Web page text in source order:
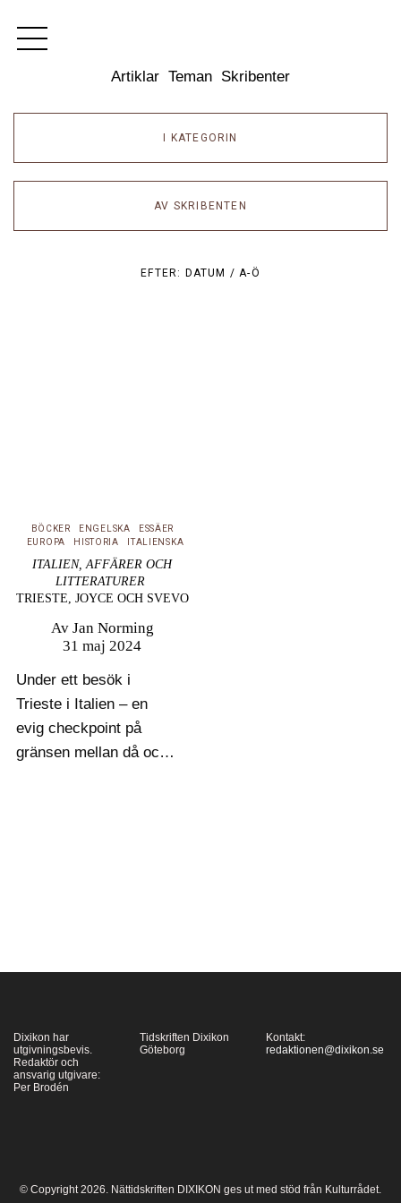
Artiklar Teman Skribenter
I KATEGORIN
AV SKRIBENTEN
EFTER: DATUM /A-Ö
BÖCKER ENGELSKA
ESSÄER
EUROPA
HISTORIA ITALIENSKA
ITALIEN, AFFÄRER OCH
LITTERATURER
TRIESTE, JOYCE OCH SVEVO
Av Jan Norming
31 maj 2024
Under ett besök i
Trieste i Italien – en
evig checkpoint på
gränsen mellan då och
Dixikon har
utgivningsbevis.
Redaktör och
ansvarig utgivare:
Per Brodén
Tidskriften Dixikon
Göteborg
Kontakt:
redaktionen@dixikon.se
© Copyright 2026. Nättidskriften DIXIKON ges ut med stöd från Kulturrådet.